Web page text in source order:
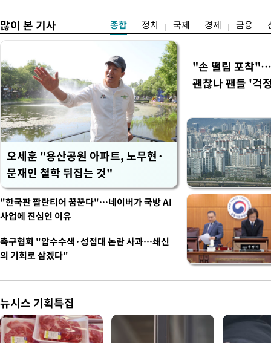
많이 본 기사 종합 정치 국제 경제 금융
오세훈 "용산공원 아파트, 노무현·
문재인 철학 뒤집는 것"
"손 떨림 포착
괜찮나 팬들 '걱
"한국판 팔란티어 꿈꾼다"…네이버가 국방 AI
사업에 진심인 이유
축구협회 "압수수색·성접대 논란 사과…쇄신
의 기회로 삼겠다"
뉴시스 기획특집